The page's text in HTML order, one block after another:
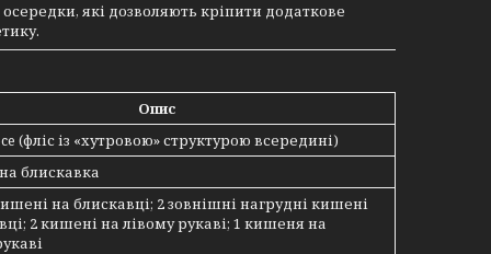
які дозволяють кріпити додаткове
Опис
(фліс із «хутровою» структурою всередині)
блискавка
на блискавці; 2 зовнішні нагрудні кишені
2 кишені на лівому рукаві; 1 кишеня на